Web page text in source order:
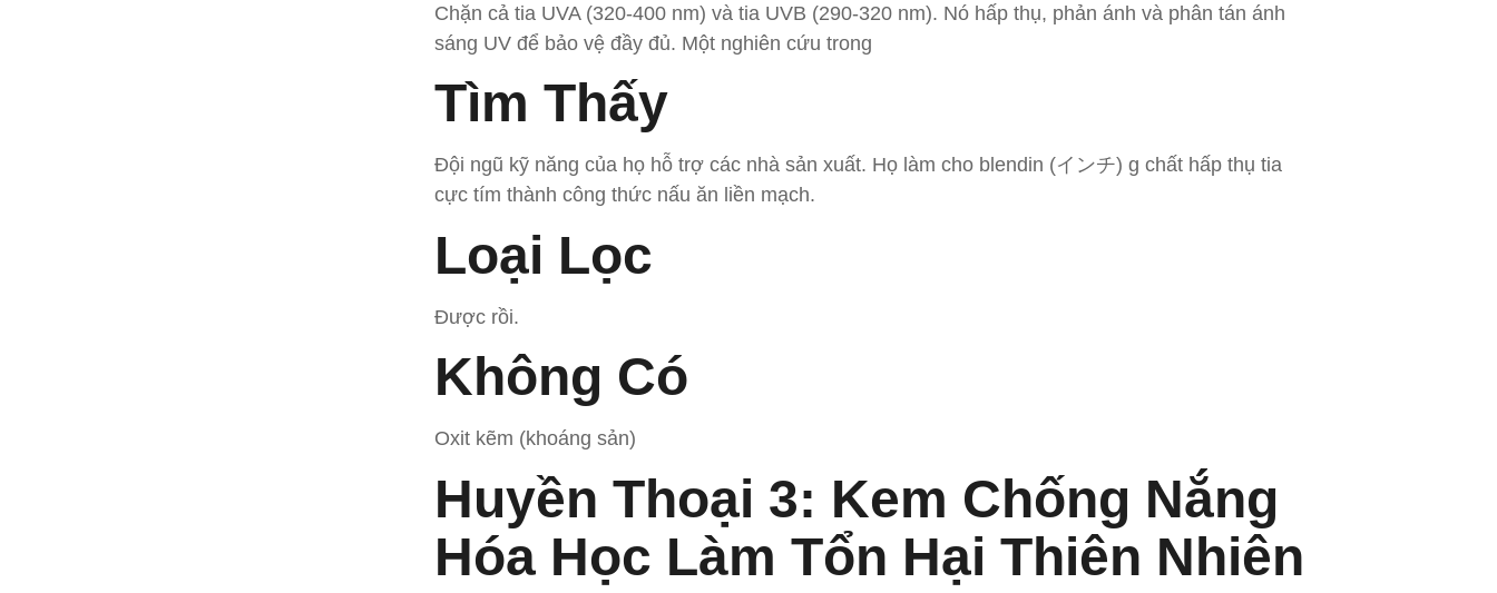
Chặn cả tia UVA (320-400 nm) và tia UVB (290-320 nm). Nó hấp thụ, phản ánh và phân tán ánh
sáng UV để bảo vệ đầy đủ. Một nghiên cứu trong
Tìm Thấy
Đội ngũ kỹ năng của họ hỗ trợ các nhà sản xuất. Họ làm cho blendin (インチ) g chất hấp thụ tia
cực tím thành công thức nấu ăn liền mạch.
Loại Lọc
Được rồi.
Không Có
Oxit kẽm (khoáng sản)
Huyền Thoại 3: Kem Chống Nắng
Hóa Học Làm Tổn Hại Thiên Nhiên